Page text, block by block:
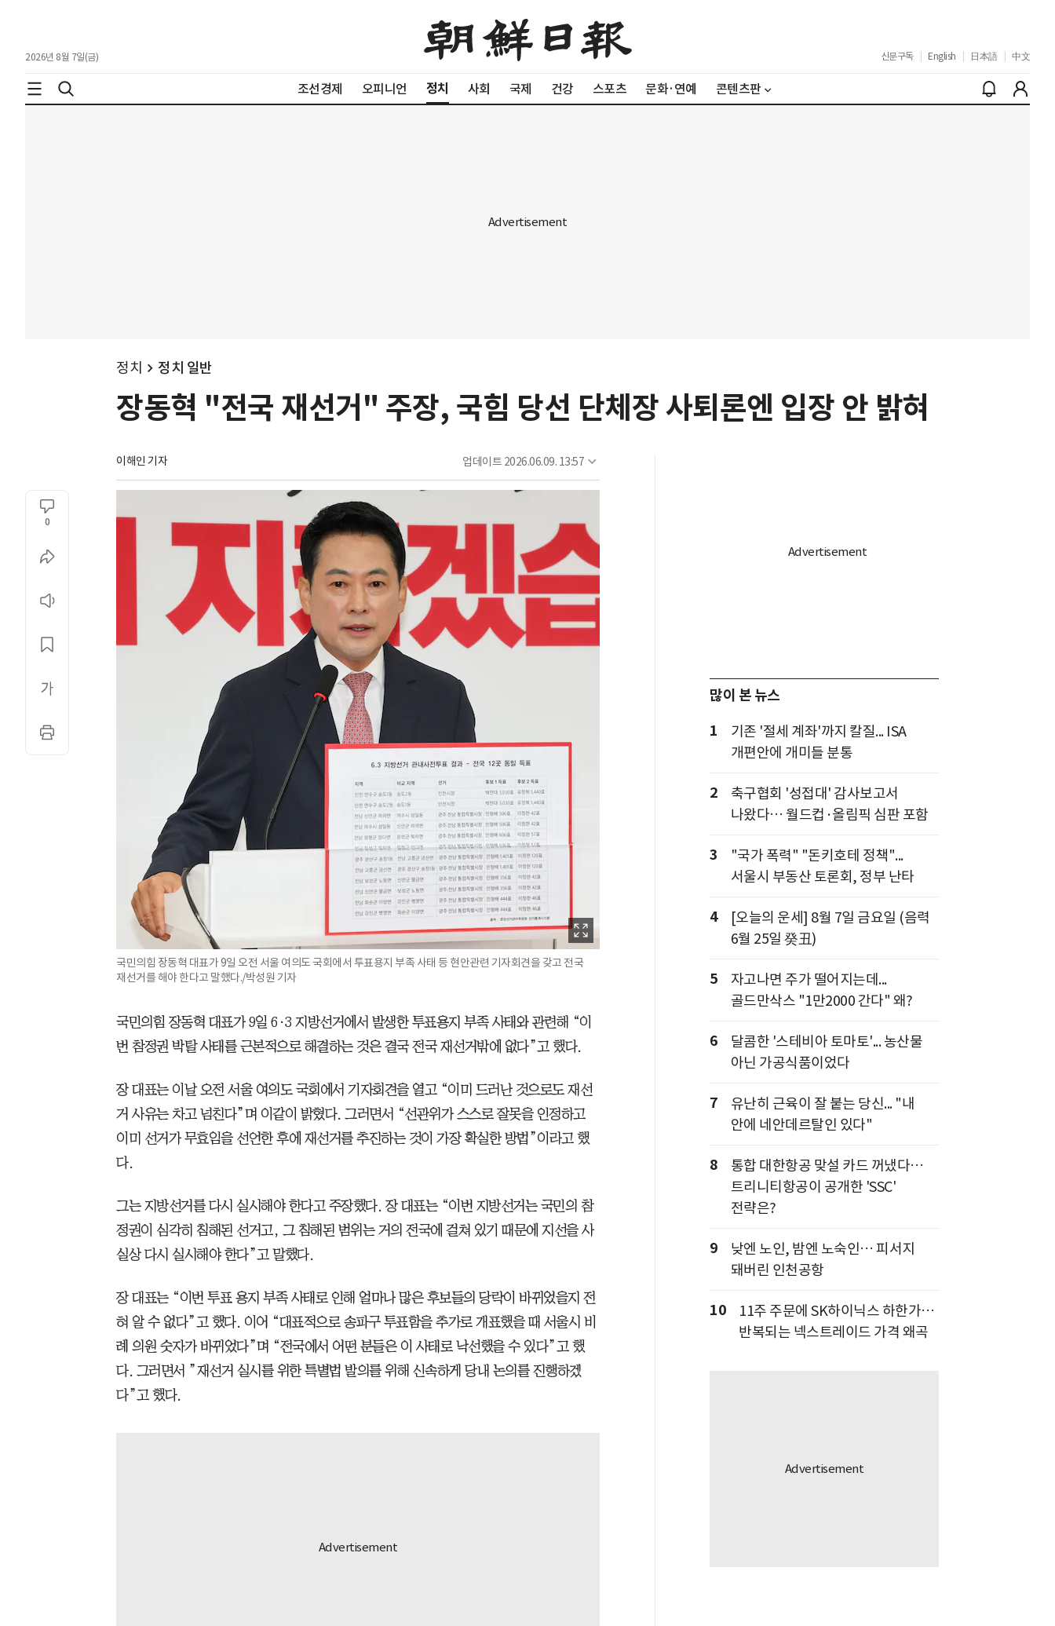
2026년 8월 7일(금) 신문구독 English 日本語 中文
조선경제 오피니언 정치 사회 국제 건강 스포츠 문화·연예 콘텐츠판
정치 정치 일반
장동혁 "전국 재선거" 주장, 국힘 당선 단체장 사퇴론엔 입장 안 밝혀
이해인 기자 업데이트 2026.06.09. 13:57
0
국민의힘 장동혁 대표가 9일 오전 서울 여의도 국회에서 투표용지 부족 사태 등 현안관련 기자회견을 갖고 전국
재선거를 해야 한다고 말했다./박성원 기자
국민의힘 장동혁 대표가 9일 6·3 지방선거에서 발생한 투표용지 부족 사태와 관련해 “이
번 참정권 박탈 사태를 근본적으로 해결하는 것은 결국 전국 재선거밖에 없다”고 했다.
장 대표는 이날 오전 서울 여의도 국회에서 기자회견을 열고 “이미 드러난 것으로도 재선
거 사유는 차고 넘친다”며 이같이 밝혔다. 그러면서 “선관위가 스스로 잘못을 인정하고
이미 선거가 무효임을 선언한 후에 재선거를 추진하는 것이 가장 확실한 방법”이라고 했
다.
그는 지방선거를 다시 실시해야 한다고 주장했다. 장 대표는 “이번 지방선거는 국민의 참
정권이 심각히 침해된 선거고, 그 침해된 범위는 거의 전국에 걸쳐 있기 때문에 지선을 사
실상 다시 실시해야 한다”고 말했다.
장 대표는 “이번 투표 용지 부족 사태로 인해 얼마나 많은 후보들의 당락이 바뀌었을지 전
혀 알 수 없다”고 했다. 이어 “대표적으로 송파구 투표함을 추가로 개표했을 때 서울시 비
례 의원 숫자가 바뀌었다”며 “전국에서 어떤 분들은 이 사태로 낙선했을 수 있다”고 했
다. 그러면서 ”재선거 실시를 위한 특별법 발의를 위해 신속하게 당내 논의를 진행하겠
다”고 했다.
많이 본 뉴스
1
기존 '절세 계좌'까지 칼질... ISA
개편안에 개미들 분통
2
축구협회 '성접대' 감사보고서
나왔다… 월드컵·올림픽 심판 포함
3
"국가 폭력" "돈키호테 정책"...
서울시 부동산 토론회, 정부 난타
4
[오늘의 운세] 8월 7일 금요일 (음력
6월 25일 癸丑)
5
자고나면 주가 떨어지는데...
골드만삭스 "1만2000 간다" 왜?
6
달콤한 '스테비아 토마토'... 농산물
아닌 가공식품이었다
7
유난히 근육이 잘 붙는 당신... "내
안에 네안데르탈인 있다"
8
통합 대한항공 맞설 카드 꺼냈다…
트리니티항공이 공개한 'SSC'
전략은?
9
낮엔 노인, 밤엔 노숙인… 피서지
돼버린 인천공항
10
11주 주문에 SK하이닉스 하한가…
반복되는 넥스트레이드 가격 왜곡